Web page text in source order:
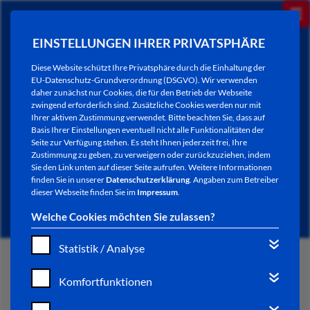
EINSTELLUNGEN IHRER PRIVATSPHÄRE
Diese Website schützt Ihre Privatsphäre durch die Einhaltung der
EU-Datenschutz-Grundverordnung (DSGVO). Wir verwenden
daher zunächst nur Cookies, die für den Betrieb der Webseite
zwingend erforderlich sind. Zusätzliche Cookies werden nur mit
Ihrer aktiven Zustimmung verwendet. Bitte beachten Sie, dass auf
Basis Ihrer Einstellungen eventuell nicht alle Funktionalitäten der
Seite zur Verfügung stehen. Es steht Ihnen jederzeit frei, Ihre
Zustimmung zu geben, zu verweigern oder zurückzuziehen, indem
Sie den Link unten auf dieser Seite aufrufen. Weitere Informationen
finden Sie in unsererDatenschutzerklärung. Angaben zum Betreiber
dieser Webseite finden Sie im Impressum.
Welche Cookies möchten Sie zulassen?
Statistik / Analyse
Komfortfunktionen
NEWSLETTER / CITY LETTER
START